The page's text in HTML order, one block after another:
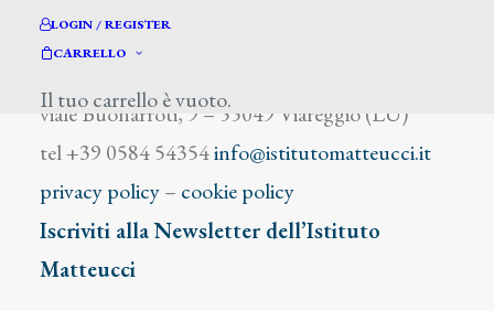
LOGIN / REGISTER
CARRELLO
Il tuo carrello è vuoto.
viale Buonarroti, 9 – 55049 Viareggio (LU)
tel +39 0584 54354info@istitutomatteucci.it
privacy policy– cookie policy
Iscriviti alla Newsletter dell’Istituto
Matteucci